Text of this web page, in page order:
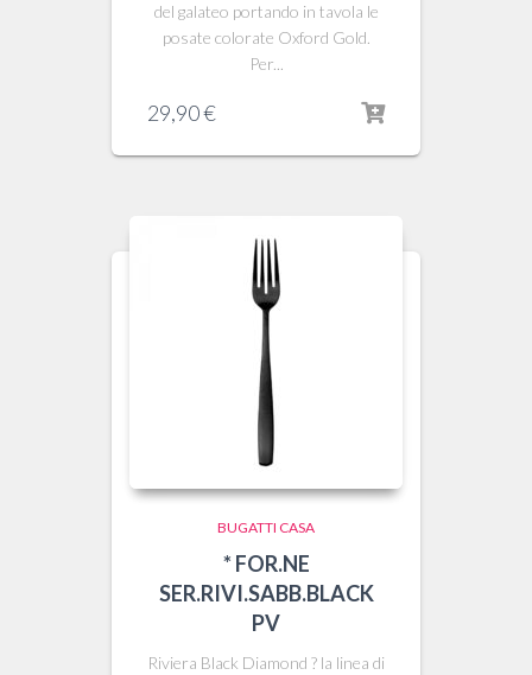
del galateo portando in tavola le
posate colorate Oxford Gold.
Per...
29,90€
BUGATTI CASA
* FOR.NE
SER.RIVI.SABB.BLACK
PV
Riviera Black Diamond ? la linea di